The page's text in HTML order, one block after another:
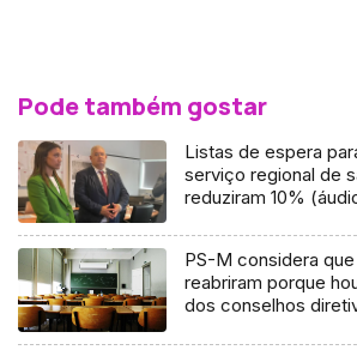
Pode também gostar
Listas de espera
serviço regional de
reduziram 10%
PS-M considera
reabriram porque
dos conselhos